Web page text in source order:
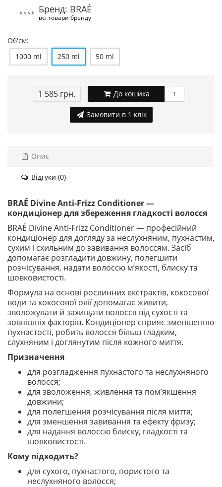
Бренд: BRAÉ
всі товари бренду
Об'єм:
1000 ml
250 ml 50 ml
1 585 грн. До кошика
Замовити в 1 клік
Опис
Відгуки (0)
BRAÉ Divine Anti-Frizz Conditioner —
кондиціонердля збереження гладкості волосся
BRAÉ Divine Anti-Frizz Conditioner — професійний
кондиціонер для догляду за неслухняним, пухнастим,
сухим і схильним до завивання волоссям. Засіб
допомагає розгладити довжину, полегшити
розчісування, надати волоссю м’якості, блиску та
шовковистості.
Формула на основі рослинних екстрактів, кокосової
води та кокосової олії допомагає живити,
зволожувати й захищати волосся від сухості та
зовнішніх факторів. Кондиціонер сприяє зменшенню
пухнастості, робить волосся більш гладким,
слухняним і доглянутим після кожного миття.
Призначення
для розгладження пухнастого та неслухняного
волосся;
для зволоження, живлення та пом’якшення
довжини;
для полегшення розчісування після миття;
для зменшення завивання та ефекту фризу;
для надання волоссю блиску, гладкості та
шовковистості.
Кому підходить?
для сухого, пухнастого, пористого та
неслухняного волосся;